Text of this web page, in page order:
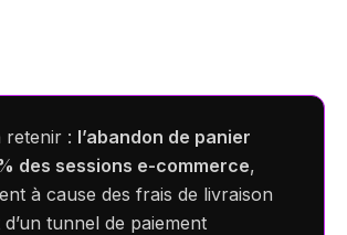
retenir : l’abandon de panier
des sessions e-commerce,
à cause des frais de livraison
tunnel de paiement